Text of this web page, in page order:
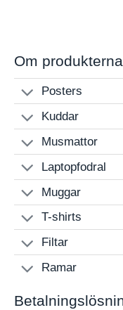
Om produkterna
Posters
Kuddar
Musmattor
Laptopfodral
Muggar
T-shirts
Filtar
Ramar